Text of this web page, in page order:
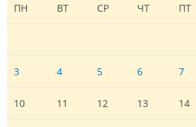
ПН
ВТ СР ЧТ ПТ
3 4 5 6 7
10 11 12 13 14